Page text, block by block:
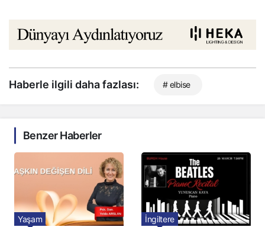
Haberle ilgili daha fazlası: # elbise
Benzer Haberler
Yaşam İngiltere